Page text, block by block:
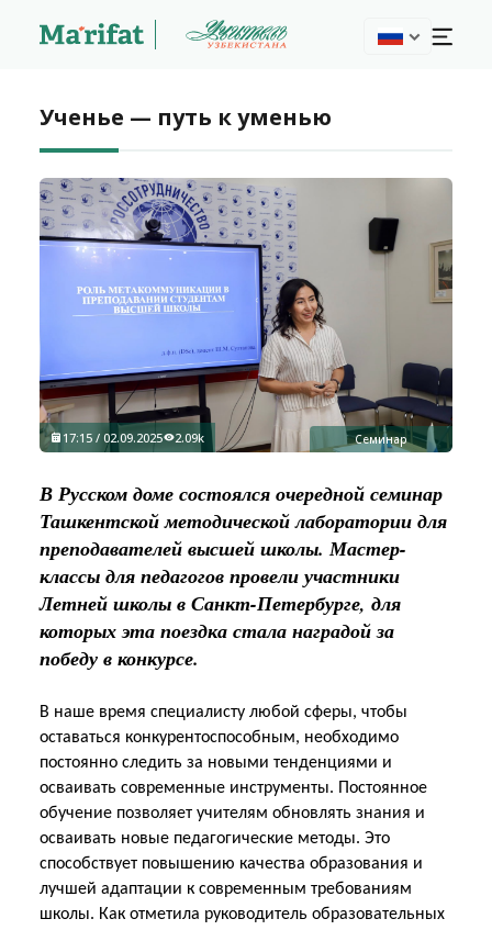
Ученье — путь к уменью
Семинар
17:15 / 02.09.2025 2.09k
В Русском доме состоялся очередной семинар
Ташкентской методической лаборатории для
преподавателей высшей школы. Мастер-
классы для педагогов провели участники
Летней школы в Санкт-Петербурге, для
которых эта поездка стала наградой за
победу в конкурсе.
В наше время специалисту любой сферы, чтобы
оставаться конкурентоспособным, необходимо
постоянно следить за новыми тенденциями и
осваивать современные инструменты. Постоянное
обучение позволяет учителям обновлять знания и
осваивать новые педагогические методы. Это
способствует повышению качества образования и
лучшей адаптации к современным требованиям
школы. Как отметила руководитель образовательных